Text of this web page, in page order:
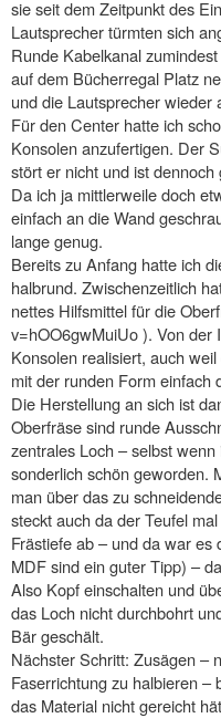
sie seit dem Zeitpunkt des
Lautsprecher türmten sich
Runde Kabelkanal
auf dem Bücherregal Platz
und die Lautsprecher wieder
Für den Center hatte ich
Konsolen anzufertigen. Der
stört er nicht und ist dennoch
Da ich ja mittlerweile doch
einfach an die Wand
lange genug.
Bereits zu Anfang hatte ich
halbrund. Zwischenzeitlich
nettes Hilfsmittel für die
v=hOO6gwMuiUo ). Von der
Konsolen realisiert, auch
mit der runden Form einfach
Die Herstellung an sich ist
Oberfräse sind runde
zentrales Loch – selbst
sonderlich schön geworden.
man über das zu
steckt auch da der Teufel
Frästiefe ab – und da war
MDF sind ein guter Tipp) –
Also Kopf einschalten und
das Loch nicht durchbohrt
Bär geschält.
Nächster Schritt: Zusägen –
Faserrichtung zu halbieren –
das Material nicht gereicht